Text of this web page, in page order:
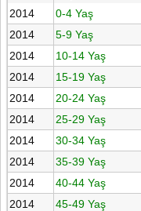
2014
0-4 Yaş
2014
5-9 Yaş
2014
10-14 Yaş
2014
15-19 Yaş
2014
20-24 Yaş
2014
25-29 Yaş
2014
30-34 Yaş
2014
35-39 Yaş
2014
40-44 Yaş
2014
45-49 Yaş